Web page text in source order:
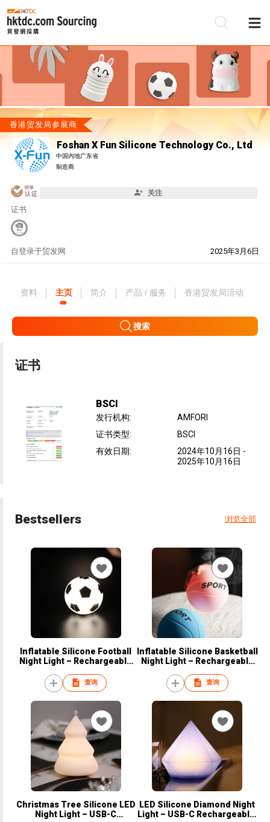
香港贸发局参展商
Foshan X Fun Silicone Technology Co., Ltd
中国内地广东省
制造商
关注
证书
自 2025年3月6日
登录于贸发网
资料 主页 简介 产品 / 服务 香港贸发局活动
搜索
证书
BSCI
发行机构:
AMFORI
证书类型:
BSCI
有效日期: 2024年10月16日 -
2025年10月16日
Bestsellers 浏览全部
Inflatable Silicone Football
Night Light – Rechargeable
Level Dimmable LED
查询
Inflatable Silicone Basketball
Night Light – Rechargeable
Level Dimmable LED
查询
Christmas Tree Silicone LED
Night Light – USB-C
LED Silicone Diamond Night
Light – USB-C Rechargeable,